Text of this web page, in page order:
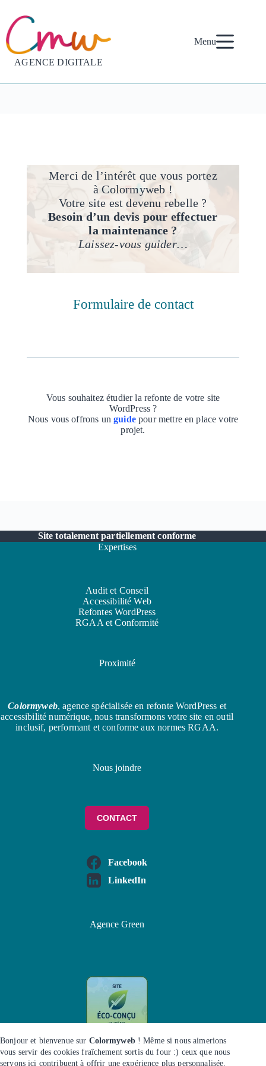
contenu
Bonjour et bienvenue sur Colormyweb! Même si nous aimerions
vous servir des cookies fraîchement sortis du four :) ceux que nous
servons ici contribuent à offrir une expérience plus personnalisée.
AGENCE DIGITALE
Menu
Merci de l’intérêt que vous portez
à Colormyweb !
Votre site est devenu rebelle ?
Besoin d’un devis pour effectuer
la maintenance ?
Laissez-vous guider…
Formulaire de contact
Vous souhaitez étudier la refonte de votre site
WordPress ?
Nous vous offrons unguidepour mettre en place votre
projet.
Site totalement partiellement conforme
Expertises
Audit et Conseil
Accessibilité Web
Refontes WordPress
RGAA et Conformité
Proximité
Colormyweb, agence spécialisée en refonte WordPress et
accessibilité numérique, nous transformons votre site en outil
inclusif, performant et conforme aux normes RGAA.
Nous joindre
CONTACT
Facebook
(s'ouvre dans un nouvel onglet)
LinkedIn
(s'ouvre dans un nouvel onglet)
Agence Green
F.A.Q
Notre charte qualité